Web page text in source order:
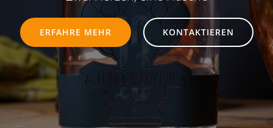
ERFAHRE MEHR KONTAKTIEREN